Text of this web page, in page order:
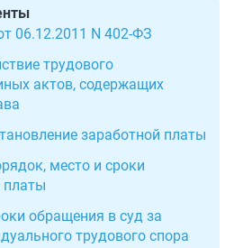
06.12.2011 N 402-ФЗ
трудового
актов, содержащих
заработной платы
место и сроки
платы
обращения в суд за
трудового спора